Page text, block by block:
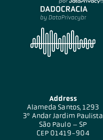
Address
Alameda Santos, 1293
3º Andar Jardim Paulista
São Paulo – SP
CEP 01419-904